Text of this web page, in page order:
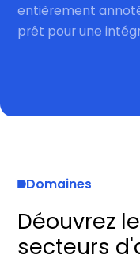
entièrement
prêt pour une
Domaines
Déouvrez
secteurs